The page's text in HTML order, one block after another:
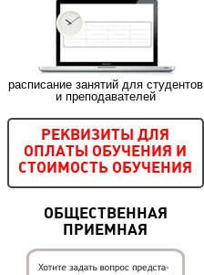
расписание занятий для студентов
и преподавателей
РЕКВИЗИТЫ ДЛЯ
ОПЛАТЫ ОБУЧЕНИЯ И
СТОИМОСТЬ ОБУЧЕНИЯ
ОБЩЕСТВЕННАЯ
ПРИЕМНАЯ